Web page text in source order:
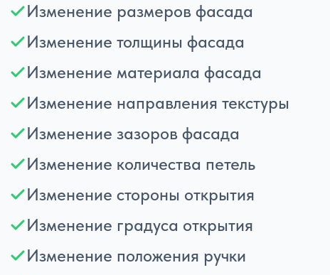
Изменение размеров фасада
Изменение толщины фасада
Изменение материала фасада
Изменение направления текстуры
Изменение зазоров фасада
Изменение количества петель
Изменение стороны открытия
Изменение градуса открытия
Изменение положения ручки